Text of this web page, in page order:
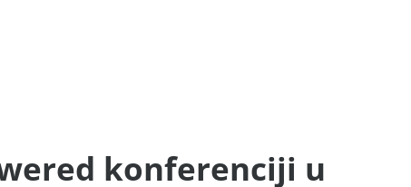
konferenciji u